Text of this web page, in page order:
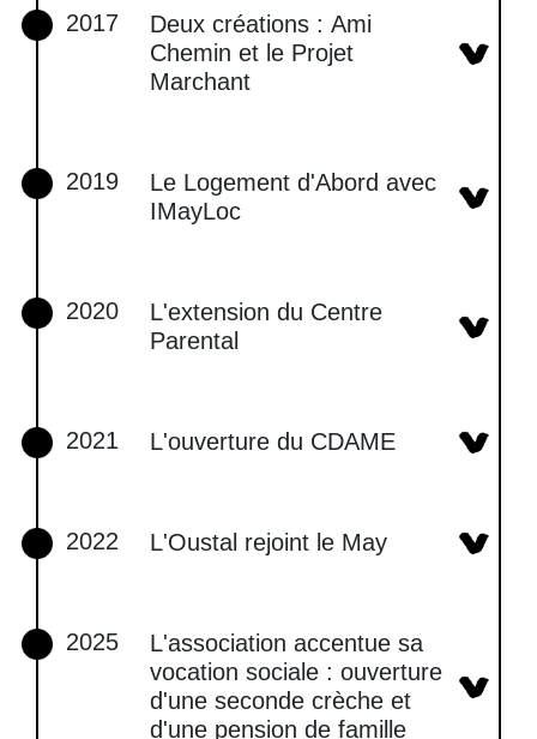
2017
Deux créations : Ami
Chemin et le Projet
Marchant
2019
Le Logement d'Abord avec
IMayLoc
2020
L'extension du Centre
Parental
2021 L'ouverture du CDAME
2022 L'Oustal rejoint le May
2025
L'association accentue sa
vocation sociale : ouverture
d'une seconde crèche et
d'une pension de famille